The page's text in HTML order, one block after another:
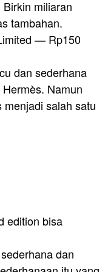
miliaran
tambahan.
— Rp150
dan sederhana
Namun
salah satu
edition bisa
dan